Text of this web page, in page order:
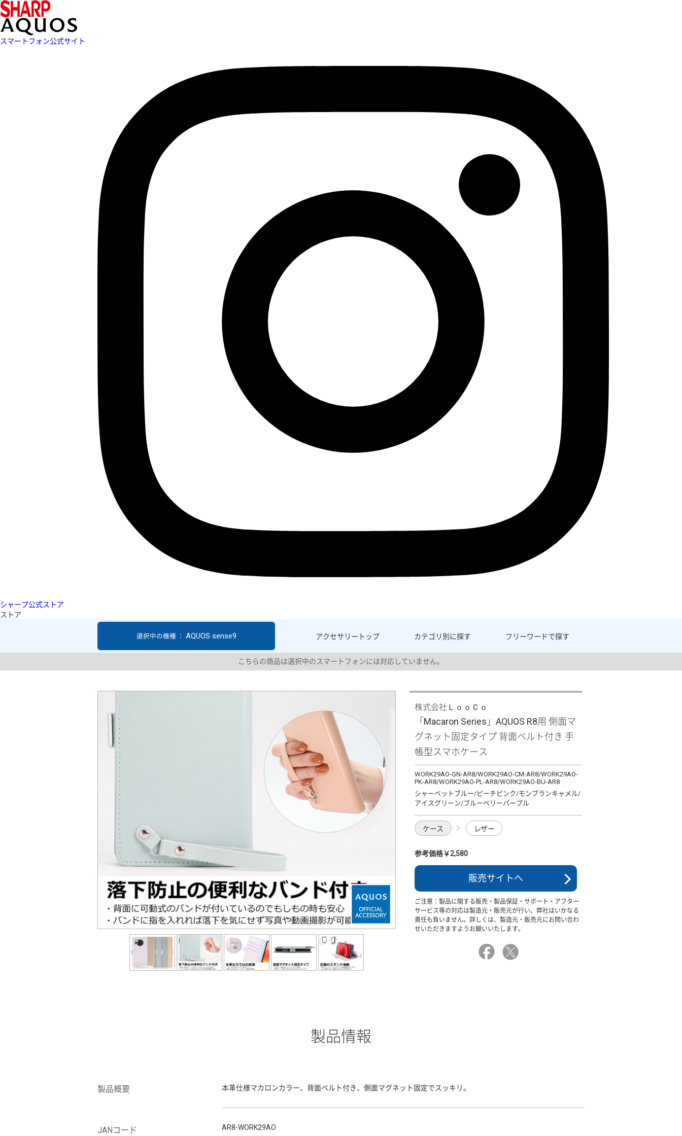
スマートフォン公式サイト
シャープ公式ストア
ストア
アクセサリー トップ カテゴリ別に探す フリーワードで探す
選択中の機種 ： AQUOS sense9
こちらの商品は選択中のスマートフォンには対応していません。
株式会社ＬｏｏＣｏ
「Macaron Series」AQUOS R8用 側面マ
グネット固定タイプ 背面ベルト付き 手
帳型スマホケース
WORK29AO-GN-AR8/WORK29AO-CM-AR8/WORK29AO-
PK-AR8/WORK29AO-PL-AR8/WORK29AO-BU-AR8
シャーベットブルー/ピーチピンク/モンブランキャメル/
アイスグリーン/ブルーベリーパープル
ケース レザー
参考価格￥2,580
販売サイトへ
ご注意：製品に関する販売・製品保証・サポート・アフター
サービス等の対応は製造元・販売元が行い、弊社はいかなる
責任も負いません。詳しくは、製造元・販売元にお問い合わ
せいただきますようお願いいたします。
製品情報
製品概要 本革仕様マカロンカラー、背面ベルト付き、側面マグネット固定でスッキリ。
JANコード AR8-WORK29AO